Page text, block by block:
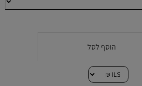
הוסף לסל